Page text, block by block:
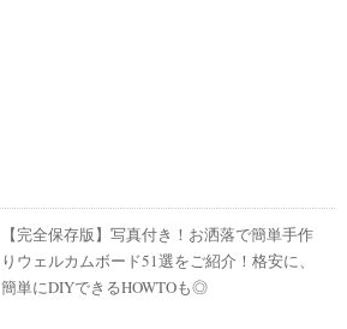
【完全保存版】写真付き！お洒落で簡単手作
りウェルカムボード51選をご紹介！格安に、
簡単にDIYできるHOWTOも◎